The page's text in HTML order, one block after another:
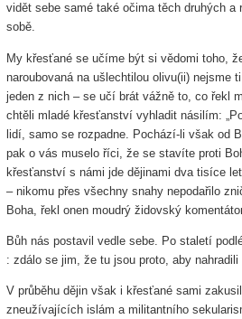
vidět sebe samé také očima těch druhých
sobě.
My křesťané se učíme být si vědomi toho,
naroubovaná na ušlechtilou olivu(ii) nejsme
jeden z nich – se učí brát vážně to, co řekl
chtěli mladé křesťanství vyhladit násilím:
lidí, samo se rozpadne. Pochází-li však od
pak o vás muselo říci, že se stavíte proti
křesťanství s námi jde dějinami dva tisíce
– nikomu přes všechny snahy nepodařilo
Boha, řekl onen moudrý židovský
Bůh nás postavil vedle sebe. Po staletí
: zdálo se jim, že tu jsou proto, aby
V průběhu dějin však i křesťané sami
zneužívajících islám a militantního